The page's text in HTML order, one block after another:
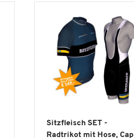
Sitzfleisch SET -
Radtrikot mit Hose, Cap